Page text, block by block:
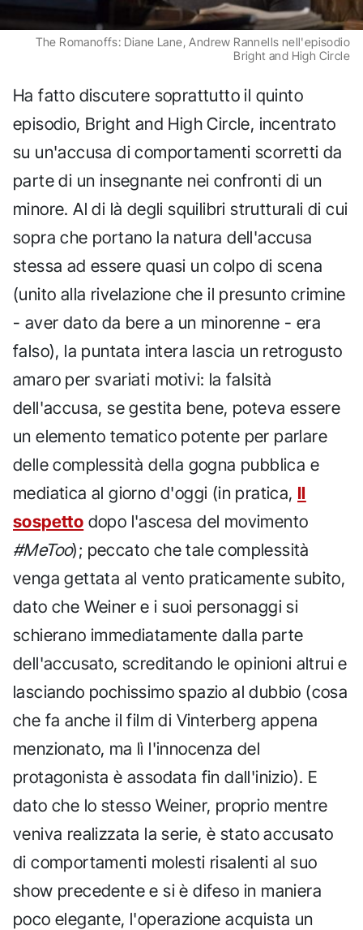
The Romanoffs: Diane Lane, Andrew Rannells nell'episodio
Bright and High Circle
Ha fatto discutere soprattutto il quinto
episodio, Bright and High Circle, incentrato
su un'accusa di comportamenti scorretti da
parte di un insegnante nei confronti di un
minore. Al di là degli squilibri strutturali di cui
sopra che portano la natura dell'accusa
stessa ad essere quasi un colpo di scena
(unito alla rivelazione che il presunto crimine
- aver dato da bere a un minorenne - era
falso), la puntata intera lascia un retrogusto
amaro per svariati motivi: la falsità
dell'accusa, se gestita bene, poteva essere
un elemento tematico potente per parlare
delle complessità della gogna pubblica e
mediatica al giorno d'oggi (in pratica, Il
sospetto dopo l'ascesa del movimento
#MeToo); peccato che tale complessità
venga gettata al vento praticamente subito,
dato che Weiner e i suoi personaggi si
schierano immediatamente dalla parte
dell'accusato, screditando le opinioni altrui e
lasciando pochissimo spazio al dubbio (cosa
che fa anche il film di Vinterberg appena
menzionato, ma lì l'innocenza del
protagonista è assodata fin dall'inizio). E
dato che lo stesso Weiner, proprio mentre
veniva realizzata la serie, è stato accusato
di comportamenti molesti risalenti al suo
show precedente e si è difeso in maniera
poco elegante, l'operazione acquista un